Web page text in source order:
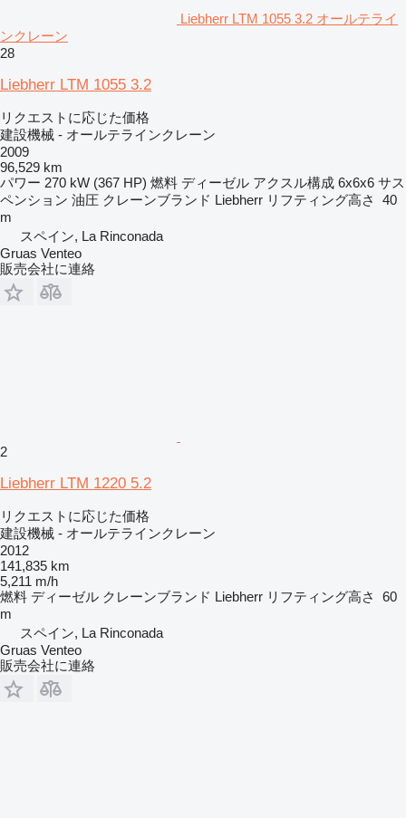
Liebherr LTM 1055 3.2 オールテライ
ンクレーン
28
Liebherr LTM 1055 3.2
リクエストに応じた価格
建設機械 - オールテラインクレーン
2009
96,529 km
パワー 270 kW (367 HP) 燃料 ディーゼル アクスル構成 6x6x6 サス
ペンション 油圧 クレーンブランド Liebherr リフティング高さ
40
m
スペイン, La Rinconada
Gruas Venteo
販売会社に連絡
2
Liebherr LTM 1220 5.2
リクエストに応じた価格
建設機械 - オールテラインクレーン
2012
141,835 km
5,211 m/h
燃料 ディーゼル クレーンブランド Liebherr リフティング高さ
60
m
スペイン, La Rinconada
Gruas Venteo
販売会社に連絡